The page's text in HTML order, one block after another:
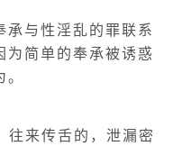
承与性淫乱的罪联系
为简单的奉承被诱惑
往来传舌的，泄漏密